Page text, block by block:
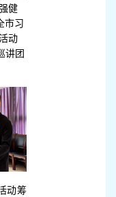
健
市习
动
讲团
动筹